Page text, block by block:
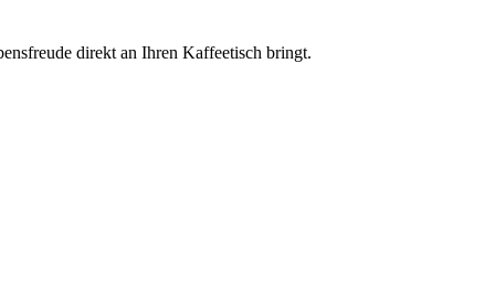
direkt an Ihren Kaffeetisch bringt.